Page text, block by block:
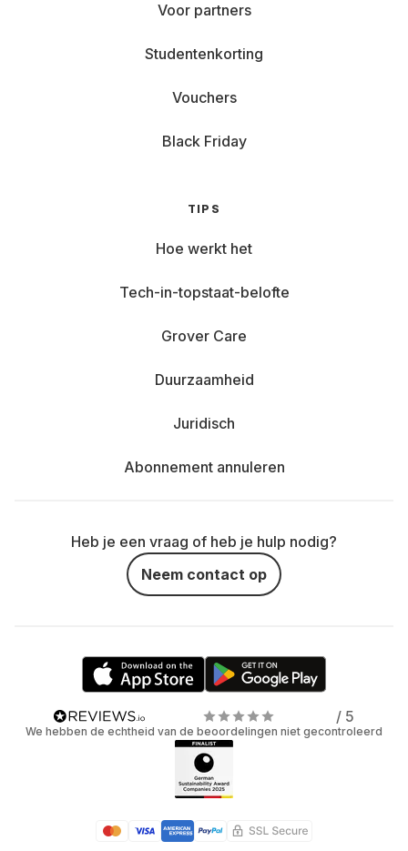
Voor partners
Studentenkorting
Vouchers
Black Friday
TIPS
Hoe werkt het
Tech-in-topstaat-belofte
Grover Care
Duurzaamheid
Juridisch
Abonnement annuleren
Heb je een vraag of heb je hulp nodig?
Neem contact op
/ 5
We hebben de echtheid van de beoordelingen niet gecontroleerd